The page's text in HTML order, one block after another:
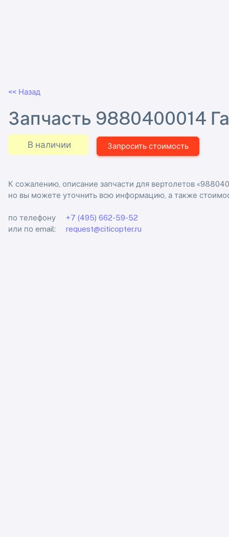
<< Назад
Запчасть 9880400014
В наличии Запросить стоимость
К сожалению, описание запчасти для вертолетов
но вы можете уточнить всю информацию, а также
по телефону
+7 (495) 662-59-52
или по email: request@citicopter.ru